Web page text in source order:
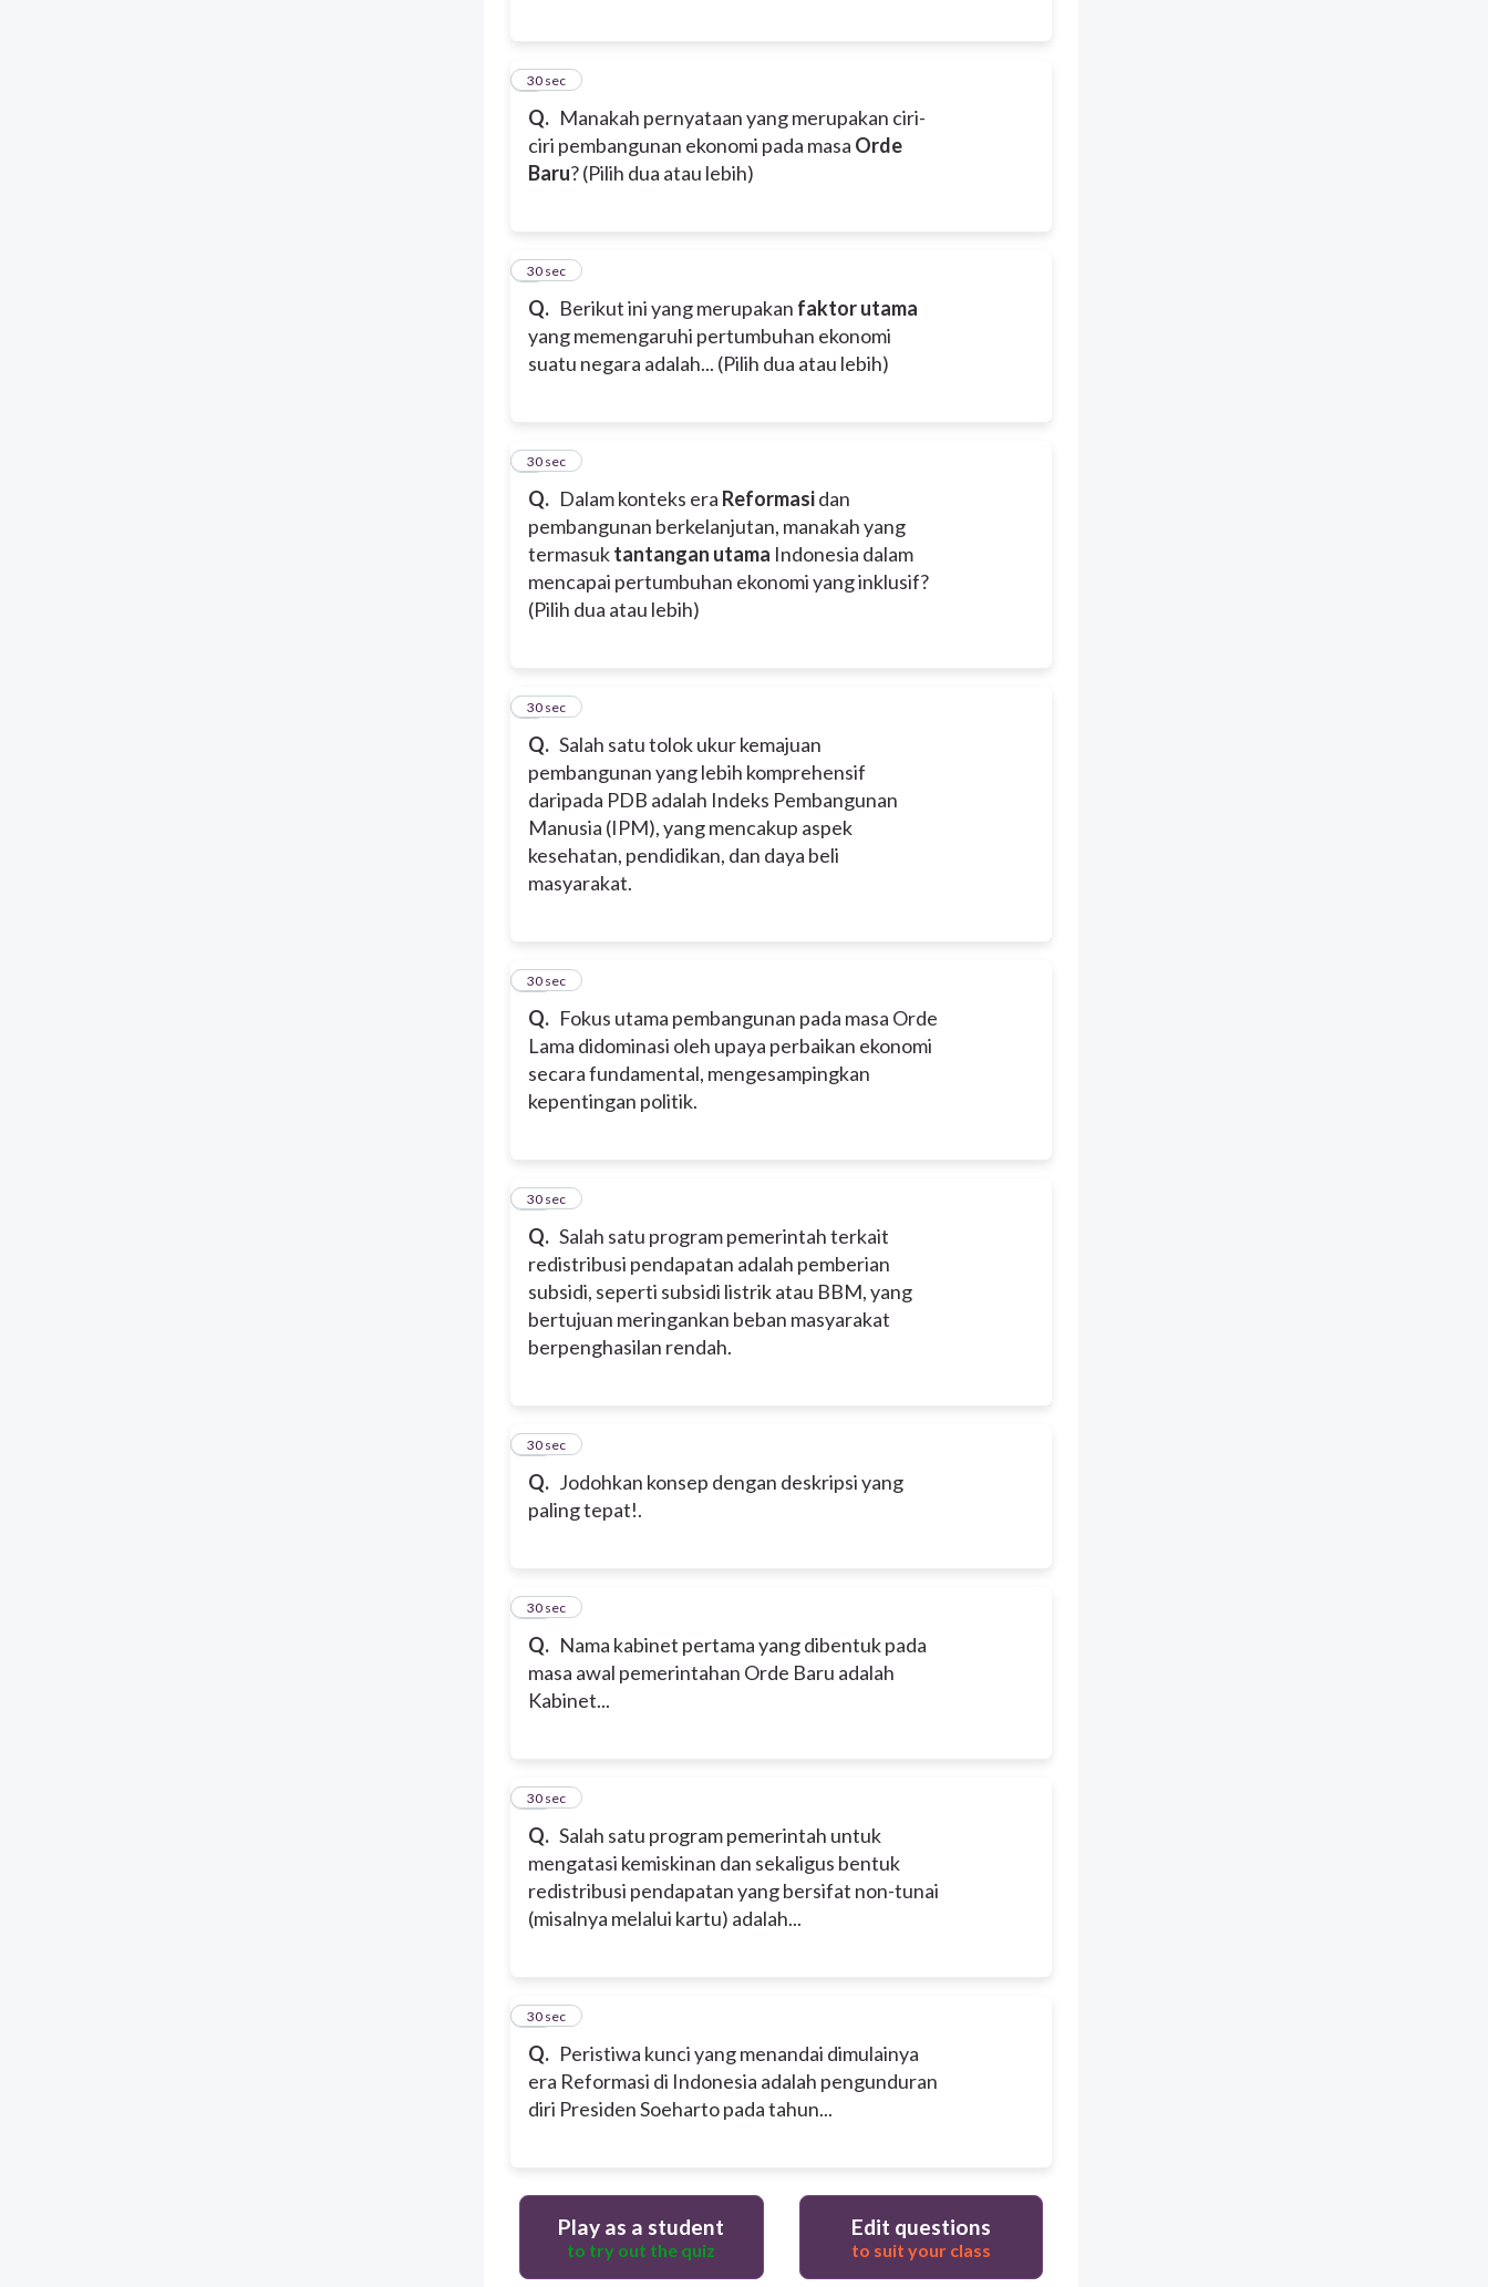
Q. Manakah pernyataan yang merupakan ciri-
ciri pembangunan ekonomi pada masa Orde
Baru? (Pilih dua atau lebih)
6
30 sec
Q. Berikut ini yang merupakan faktor utama
yang memengaruhi pertumbuhan ekonomi
suatu negara adalah... (Pilih dua atau lebih)
7
30 sec
Q. Dalam konteks era Reformasidan
pembangunan berkelanjutan, manakah yang
termasuktantangan utama Indonesia dalam
mencapai pertumbuhan ekonomi yang inklusif?
(Pilih dua atau lebih)
8
30 sec
Q. Salah satu tolok ukur kemajuan
pembangunan yang lebih komprehensif
daripada PDB adalah Indeks Pembangunan
Manusia (IPM), yang mencakup aspek
kesehatan, pendidikan, dan daya beli
masyarakat.
9
30 sec
Q. Fokus utama pembangunan pada masa Orde
Lama didominasi oleh upaya perbaikan ekonomi
secara fundamental, mengesampingkan
kepentingan politik.
10
30 sec
Q. Salah satu program pemerintah terkait
redistribusi pendapatan adalah pemberian
subsidi, seperti subsidi listrik atau BBM, yang
bertujuan meringankan beban masyarakat
berpenghasilan rendah.
11
30 sec
Q. Jodohkan konsep dengan deskripsi yang
paling tepat!.
12
30 sec
Q. Nama kabinet pertama yang dibentuk pada
masa awal pemerintahan Orde Baru adalah
Kabinet...
13
30 sec
Q. Salah satu program pemerintah untuk
mengatasi kemiskinan dan sekaligus bentuk
redistribusi pendapatan yang bersifat non-tunai
(misalnya melalui kartu) adalah...
14
30 sec
Q. Peristiwa kunci yang menandai dimulainya
era Reformasi di Indonesia adalah pengunduran
diri Presiden Soeharto pada tahun...
15
30 sec
Play as a student
to try out the quiz
Edit questions
to suit your class